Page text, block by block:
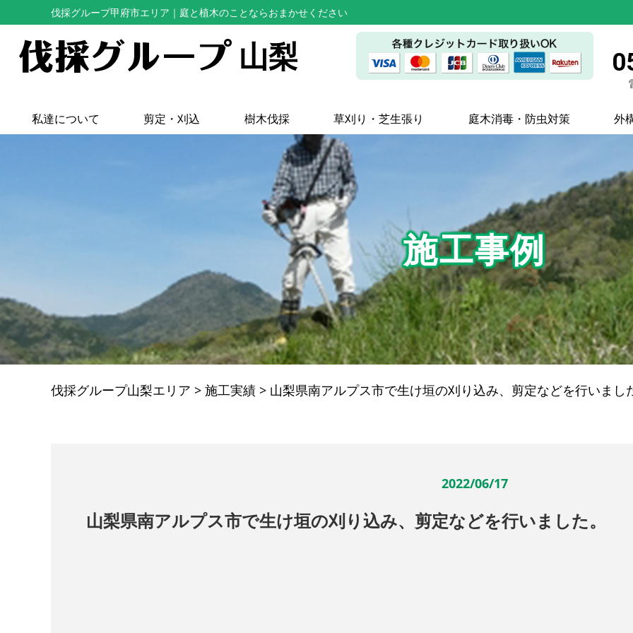
伐採グループ甲府市エリア ｜庭と植木のことならおまかせください
山梨
私達について 剪定・刈込 樹木伐採 草刈り・芝生張り 庭木消毒・防虫対策 外
施工事例
伐採グループ山梨エリア > 施工実績 > 山梨県南アルプス市で生け垣の刈り込み、剪定などを行いまし
2022/06/17
山梨県南アルプス市で生け垣の刈り込み、剪定などを行いました。